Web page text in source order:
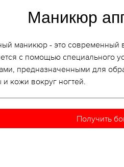
Маникюр
маникюр - это современный
с помощью специального
предназначенными для
и кожи вокруг ногтей.
Получить